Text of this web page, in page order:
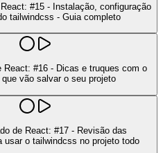
#15 - Instalação, configuração
tailwindcss - Guia completo
React: #16 - Dicas e truques com o
vão salvar o seu projeto
de React: #17 - Revisão das
usar o tailwindcss no projeto todo